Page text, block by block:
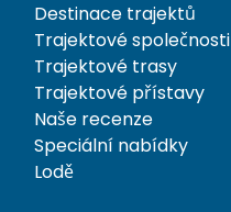
Destinace trajektů
Trajektové společnosti
Trajektové trasy
Trajektové přístavy
Naše recenze
Speciální nabídky
Lodě